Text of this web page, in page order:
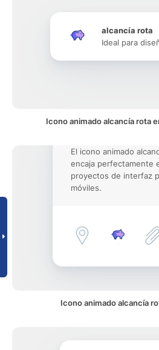
alcancía rota
Ideal para
Icono animado alcancía rota
El icono animado
encaja perfectamente
proyectos de interfaz
móviles.
Icono animado alcancía